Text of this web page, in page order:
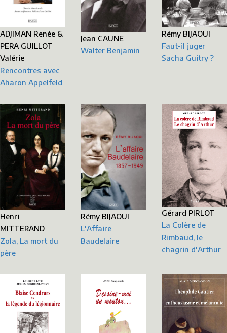
ADJIMAN Renée &
PERA GUILLOT
Valérie
Rencontres avec
Aharon Appelfeld
Jean CAUNE
Walter Benjamin
Rémy BIJAOUI
Faut-il juger
Sacha Guitry ?
Henri
MITTERAND
Zola, La mort du
père
Rémy BIJAOUI
L'Affaire
Baudelaire
Gérard PIRLOT
La Colère de
Rimbaud, le
chagrin d'Arthur